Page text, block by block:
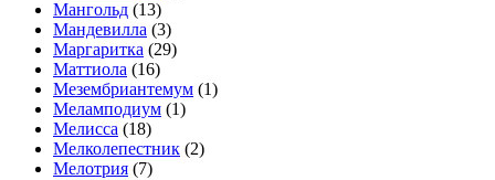
Мангольд (13)
Мандевилла (3)
Маргаритка (29)
Маттиола (16)
Мезембриантемум (1)
Меламподиум (1)
Мелисса (18)
Мелколепестник (2)
Мелотрия (7)